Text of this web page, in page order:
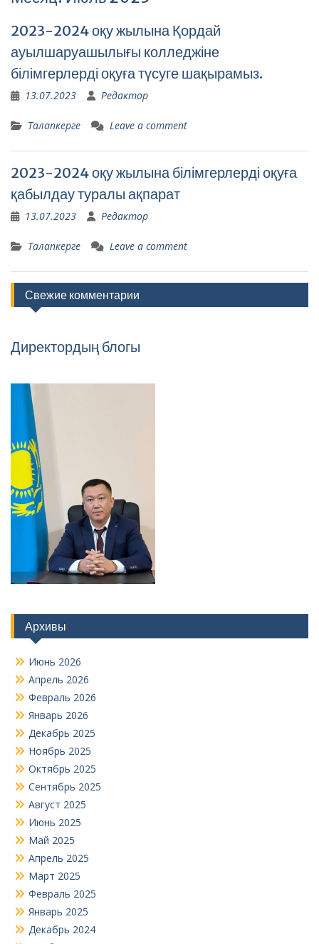
2023-2024 оқу жылына Қордай
ауылшаруашылығы колледжіне
білімгерлерді оқуға түсуге шақырамыз.
13.07.2023 Редактор
Талапкерге Leave a comment
2023-2024 оқу жылына білімгерлерді оқуға
қабылдау туралы ақпарат
13.07.2023 Редактор
Талапкерге Leave a comment
Свежие комментарии
Директордың блогы
Архивы
Июнь 2026
Апрель 2026
Февраль 2026
Январь 2026
Декабрь 2025
Ноябрь 2025
Октябрь 2025
Сентябрь 2025
Август 2025
Июнь 2025
Май 2025
Апрель 2025
Март 2025
Февраль 2025
Январь 2025
Декабрь 2024